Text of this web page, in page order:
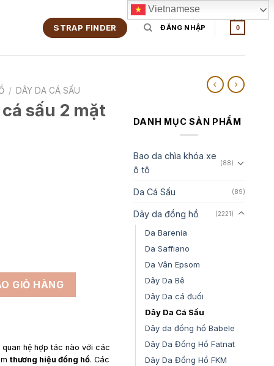
STRAP FINDER ĐĂNG NHẬP 0
/ DÂY DA CÁ SẤU
sấu 2 mặt
đen số lượng
GIỎ HÀNG
hệ hợp tác nào với các
thương hiệu đồng hồ. Các
DANH MỤC SẢN PHẨM
Bao da chìa khóa xe
ô tô
(88)
Da Cá Sấu (89)
Dây da đồng hồ (2221)
Da Barenia
Da Saffiano
Da Vân Epsom
Dây Da Bê
Dây Da cá đuối
Dây Da Cá Sấu
Dây da đồng hồ Babele
Dây Da Đồng Hồ Fatnat
Dây Da Đồng Hồ FKM
Vietnamese